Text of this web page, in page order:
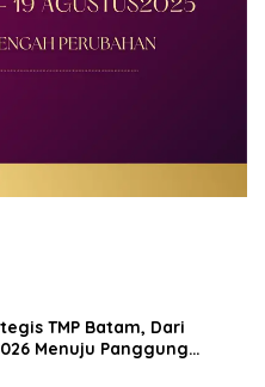
TMP Batam, Dari
Menuju Panggung